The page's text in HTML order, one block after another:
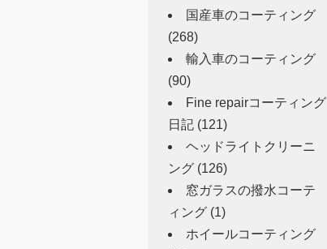
国産車のコーティング
(268)
輸入車のコーティング
(90)
Fine repairコーティング
日記 (121)
ヘッドライトクリーニ
ング (126)
窓ガラスの撥水コーテ
ィング (1)
ホイールコーティング